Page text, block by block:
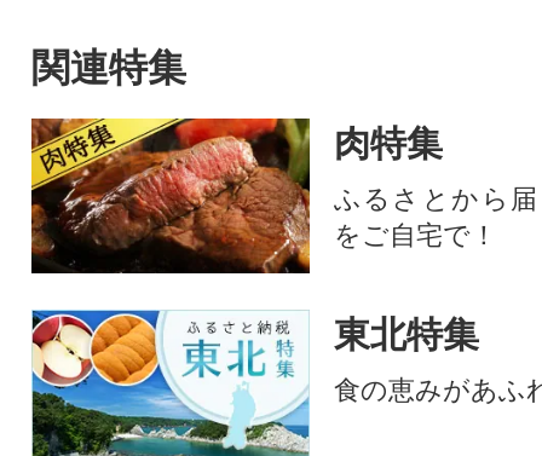
関連特集
肉特集
ふるさとから
をご自宅で！
東北特集
食の恵みがあふ